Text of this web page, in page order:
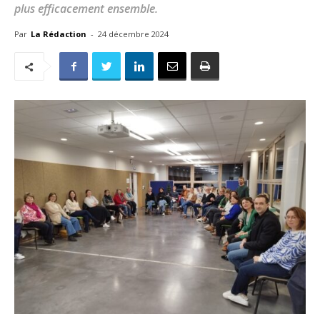
plus efficacement ensemble.
Par La Rédaction - 24 décembre 2024